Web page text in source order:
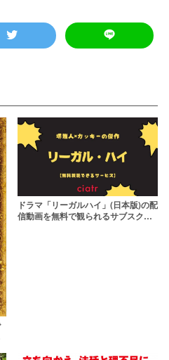
ドラマ「リーガルハイ」(日本版)の配
信動画を無料で観られるサブスクま